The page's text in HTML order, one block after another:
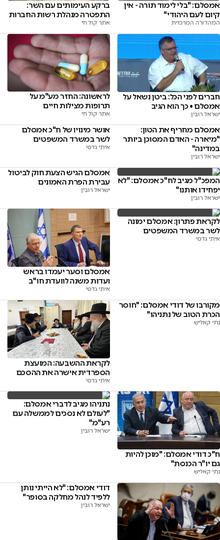
אמסלם: "בלי לימוד תורה - אין
קיום לעם היהודי"
המהדורה המרכזית
ברקע העימותים עם השר:
התפטרה מנהלת רשות החברות
אתר קול חי
חברים לפני הכל: ביטן נשאל על
אמסלם • כך הוא הגיב
ישראל רובין
לראשונה: החזר מע"מ על
תרופות מצילות חיים
אתר קול חי
אמסלם מחריף את הטון:
"מיארה - האדם המסוכן ביותר
במדינה"
ישראל רובין
אושר מינויו של ח"כ אמסלם
לשר במשרד המשפטים
איתי גדסי
המפכ"ל מגיב לח"כ אמסלם: "לא
יפחידו אותנו"
ישראל רובין
אמסלם הגיש הצעת חוק לביטול
עבירת הפרת האמונים
ישראל רובין
לקראת פתרון: אמסלם ימונה
לשר במשרד המשפטים
איתי גדסי
אמסלם וסער יעמדו בראש
ועדות משנה לוועדת חו"ב
איתי גדסי
מקורבו של דודי אמסלם: "חוסר
הכרת הטוב של נתניהו"
נתי קאליש
לקראת ההשבעה: המועצת
הספרדית אישרה את ההסכם
איתי גדסי
ח"כ דודי אמסלם: "מוכן להיות
גם יו"ר הכנסת"
נתי קאליש
נתניהו מגיב לדברי אמסלם:
"לעולם לא נסכים לממשלה עם
רע"מ"
ישראל רובין
דודי אמסלם: "לא הייתי נותן
ללפיד לנהל מחלקה בסופר"
ישראל רובין